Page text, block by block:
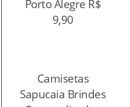
Porto Alegre R$
9,90
Camisetas
Sapucaia Brindes